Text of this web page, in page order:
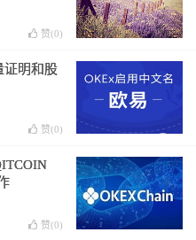
赞(0)
证明和股
赞(0)
赞(0)